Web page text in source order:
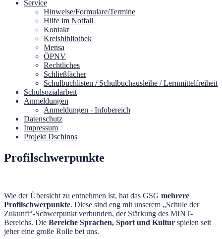
Service
Hinweise/Formulare/Termine
Hilfe im Notfall
Kontakt
Kreisbibliothek
Mensa
ÖPNV
Rechtliches
Schließfächer
Schulbuchlisten / Schulbuchausleihe / Lernmittelfreiheit
Schulsozialarbeit
Anmeldungen
Anmeldungen - Infobereich
Datenschutz
Impressum
Projekt Dschinns
Profilschwerpunkte
Wie der Übersicht zu entnehmen ist, hat das GSG mehrere
Profilschwerpunkte. Diese sind eng mit unserem „Schule der
Zukunft“-Schwerpunkt verbunden, der Stärkung des MINT-
Bereichs. Die Bereiche Sprachen, Sport und Kultur spielen seit
jeher eine große Rolle bei uns.